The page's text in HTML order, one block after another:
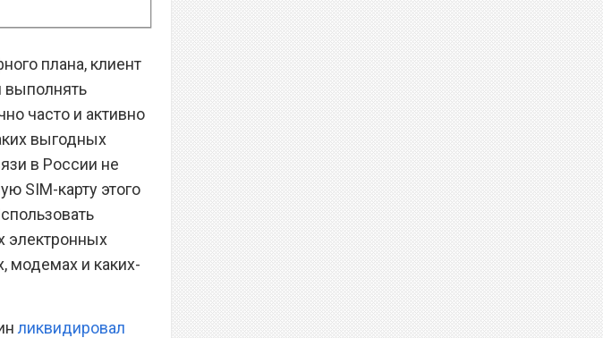
плана, клиент
выполнять
часто и активно
выгодных
в России не
SIM-карту этого
электронных
модемах и каких-
ликвидировал